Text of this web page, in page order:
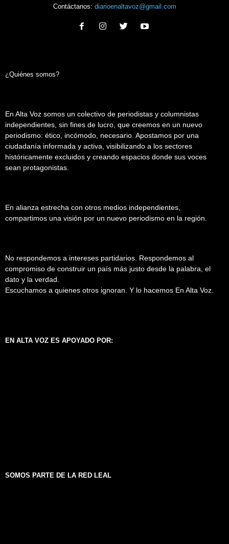
Contáctanos: diarioenaltavoz@gmail.com
¿Quiénes somos?
En Alta Voz somos un colectivo de periodistas y columnistas
independientes, sin fines de lucro, que creemos en un nuevo
periodismo: ético, incómodo, necesario. Apostamos por una
ciudadanía informada y activa, visibilizando a los sectores
históricamente excluidos y creando espacios donde sus voces
sean protagonistas.
En alianza estrecha con otros medios independientes,
compartimos una visión por un nuevo periodismo en la región.
No respondemos a intereses partidarios. Respondemos al
compromiso de construir un país más justo desde la palabra, el
dato y la verdad.
Escuchamos a quienes otros ignoran. Y lo hacemos En Alta Voz.
EN ALTA VOZ ES APOYADO POR:
SOMOS PARTE DE LA RED LEAL